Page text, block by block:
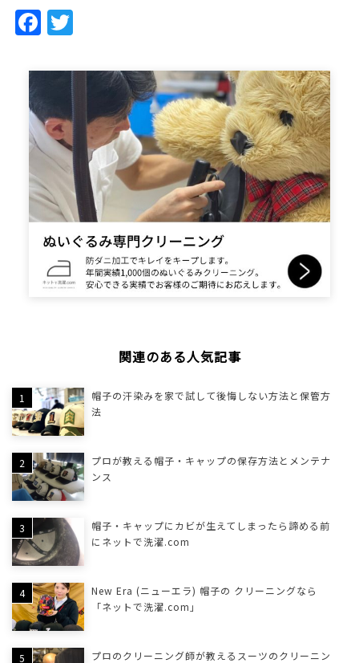
Facebook
関連のある人気記事
帽子の汗染みを家で試して後悔しない方法と保管方
法
プロが教える帽子・キャップの保存方法とメンテナ
ンス
帽子・キャップにカビが生えてしまったら諦める前
にネットで洗濯.com
New Era (ニューエラ) 帽子の クリーニングなら
「ネットで洗濯.com」
プロのクリーニング師が教えるスーツのクリーニン